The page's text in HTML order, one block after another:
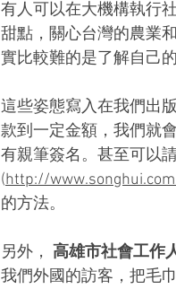
有人可以在大機構執行
甜點，關心台灣的農業
實比較難的是了解自己
這些姿態寫入在我們出
款到一定金額，我們就
有親筆簽名。甚至可以
(http://
的方法。
另外， 高雄市社會工作
我們外國的訪客，把毛